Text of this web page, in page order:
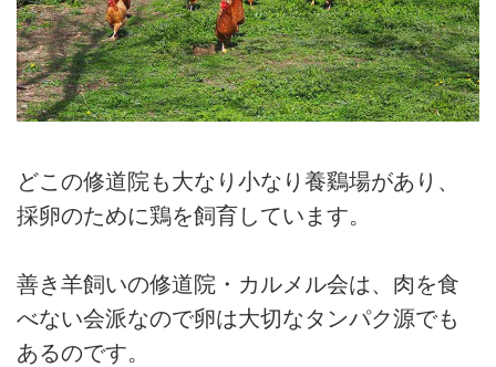
どこの修道院も大なり小なり養鷄場があり、
採卵のために鶏を飼育しています。
善き羊飼いの修道院・カルメル会は、肉を食
べない会派なので卵は大切なタンパク源でも
あるのです。